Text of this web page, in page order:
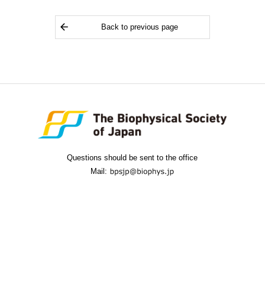
Back to previous page
Questions should be sent to the office
Mail: